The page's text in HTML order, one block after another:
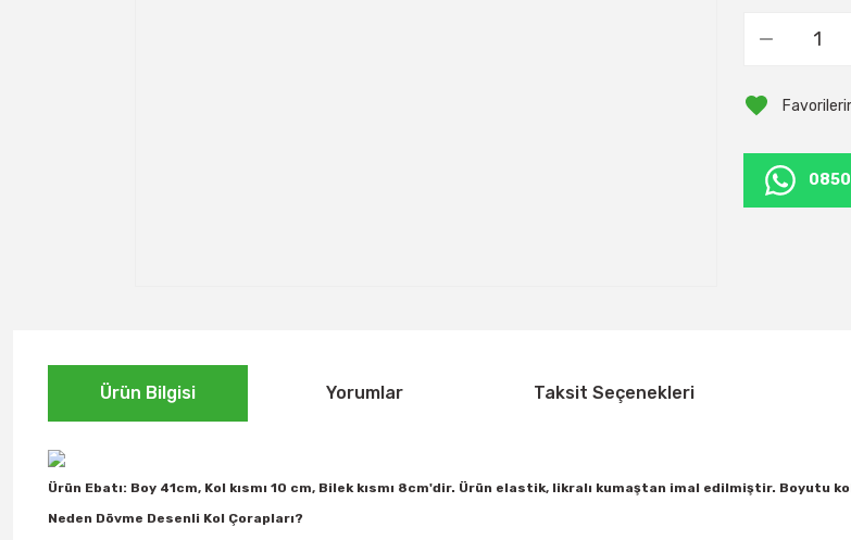
Ürün Bilgisi Yorumlar Taksit Seçenekleri
Ürün Ebatı: Boy 41cm, Kol kısmı 10 cm, Bilek kısmı 8cm'dir. Ürün elastik, likralı kumaştan imal edilmiştir. Boyutu
Neden Dövme Desenli Kol Çorapları?